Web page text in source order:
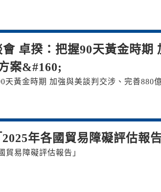
卓揆：把握90天黃金時期
案&#160;
天黃金時期 加強與美談判交涉、完善880
年各國貿易障礙評估報
貿易障礙評估報告」